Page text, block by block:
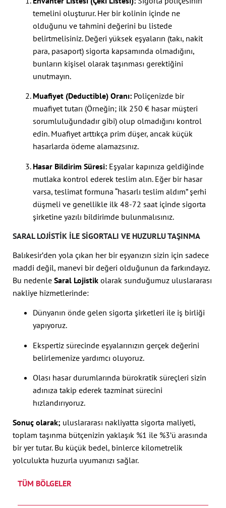
temelini oluşturur. Her bir kolinin içinde ne
olduğunu ve tahmini değerini bu listede
belirtmelisiniz. Değeri yüksek eşyaların (takı, nakit
para, pasaport) sigorta kapsamında olmadığını,
bunların kişisel olarak taşınması gerektiğini
unutmayın.
Muafiyet (Deductible) Oranı: Poliçenizde bir
muafiyet tutarı (Örneğin; ilk 250 € hasar müşteri
sorumluluğundadır gibi) olup olmadığını kontrol
edin. Muafiyet arttıkça prim düşer, ancak küçük
hasarlarda ödeme alamazsınız.
Hasar Bildirim Süresi: Eşyalar kapınıza geldiğinde
mutlaka kontrol ederek teslim alın. Eğer bir hasar
varsa, teslimat formuna “hasarlı teslim aldım” şerhi
düşmeli ve genellikle ilk 48-72 saat içinde sigorta
şirketine yazılı bildirimde bulunmalısınız.
SARAL LOJISTIK ILE SIGORTALI VE HUZURLU TAŞINMA
Balıkesir’den yola çıkan her bir eşyanızın sizin için sadece
maddi değil, manevi bir değeri olduğunun da farkındayız.
Bu nedenle Saral Lojistik olarak sunduğumuz uluslararası
nakliye hizmetlerinde:
Dünyanın önde gelen sigorta şirketleri ile iş birliği
yapıyoruz.
Ekspertiz sürecinde eşyalarınızın gerçek değerini
belirlemenize yardımcı oluyoruz.
Olası hasar durumlarında bürokratik süreçleri sizin
adınıza takip ederek tazminat sürecini
hızlandırıyoruz.
Sonuç olarak; uluslararası nakliyatta sigorta maliyeti,
toplam taşınma bütçenizin yaklaşık %1 ile %3’ü arasında
bir yer tutar. Bu küçük bedel, binlerce kilometrelik
yolculukta huzurla uyumanızı sağlar.
TÜM BÖLGELER